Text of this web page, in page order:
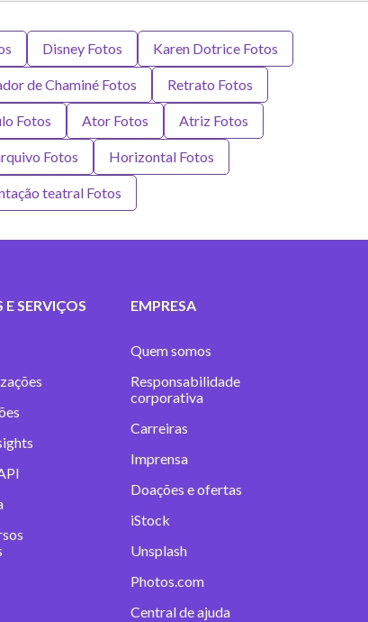
Disney Fotos Karen Dotrice Fotos
de Chaminé Fotos Retrato Fotos
Fotos Ator Fotos Atriz Fotos
Fotos Horizontal Fotos
teatral Fotos
E SERVIÇOS EMPRESA
Quem somos
Responsabilidade
corporativa
Carreiras
Imprensa
Doações e ofertas
iStock
Unsplash
Photos.com
Central de ajuda